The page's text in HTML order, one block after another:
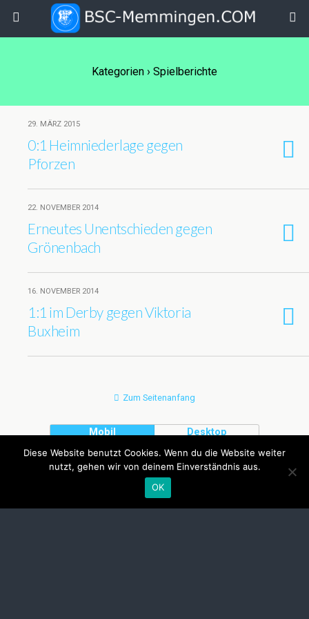
Kategorien › Spielberichte
29. MÄRZ 2015
0:1 Heimniederlage gegen
Pforzen
22. NOVEMBER 2014
Erneutes Unentschieden gegen
Grönenbach
16. NOVEMBER 2014
1:1 im Derby gegen Viktoria
Buxheim
Zum Seitenanfang
Mobil Desktop
Diese Website benutzt Cookies. Wenn du die Website weiter
nutzt, gehen wir von deinem Einverständnis aus.
OK